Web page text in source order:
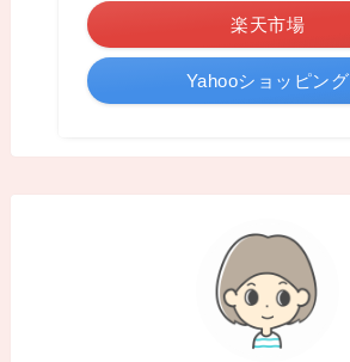
楽天市場
Yahooショッピング